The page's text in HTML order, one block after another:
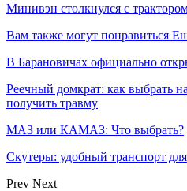
Минивэн столкнулся с
Вам также могут понравиться
В Барановичах официально
Реечный домкрат: как выбрать
получить травму
МАЗ или КАМАЗ: Что выбрать?
Скутеры: удобный транспорт
Prev Next